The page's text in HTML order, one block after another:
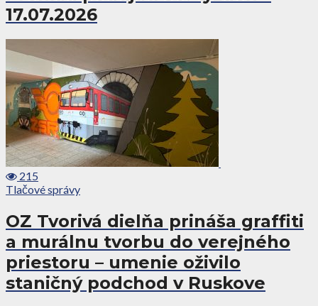
17.07.2026
215
Tlačové správy
OZ Tvorivá dielňa prináša graffiti
a murálnu tvorbu do verejného
priestoru – umenie oživilo
staničný podchod v Ruskove